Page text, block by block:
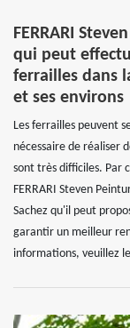
FERRARI
qui peut
ferrailles dans
et ses environs
Les ferrailles peuvent
nécessaire de réaliser
sont très difficiles. Par
FERRARI Steven
Sachez qu'il peut
garantir un meilleur
informations, veuillez